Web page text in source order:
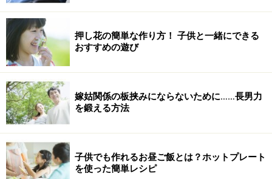
押し花の簡単な作り方！ 子供と一緒にできる
おすすめの遊び
嫁姑関係の板挟みにならないために……長男力
を鍛える方法
子供でも作れるお昼ご飯とは？ホットプレート
を使った簡単レシピ